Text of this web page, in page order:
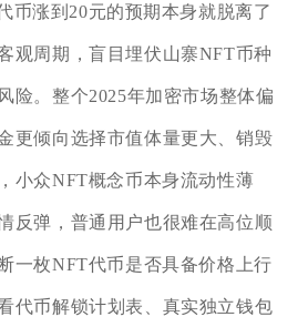
币涨到20元的预期本身就脱离了
观周期，盲目埋伏山寨NFT币种
险。整个2025年加密市场整体偏
更倾向选择市值体量更大、销毁
小众NFT概念币本身流动性薄
反弹，普通用户也很难在高位顺
一枚NFT代币是否具备价格上行
代币解锁计划表、真实独立钱包